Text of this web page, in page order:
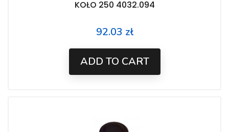
KOŁO 250 4032.094
Price
92.03 zł
ADD TO CART